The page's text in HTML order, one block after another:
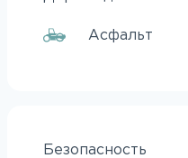
Асфальт
Безопасность